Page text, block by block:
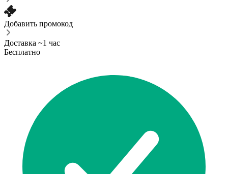
Добавить промокод
Доставка ~1 час
Бесплатно